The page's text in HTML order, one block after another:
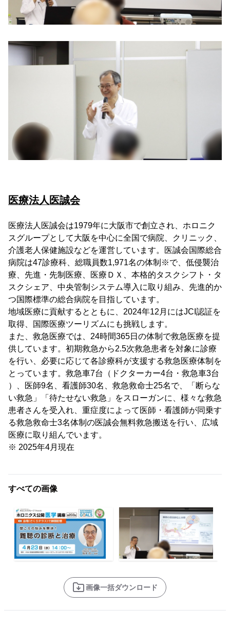
医療法人医誠会
医療法人医誠会は1979年に大阪市で創立され、ホロニク
スグループとして大阪を中心に全国で病院、クリニック、
介護老人保健施設などを運営しています。医誠会国際総合
病院は47診療科、総職員数1,971名の体制※で、低侵襲治
療、先進・先制医療、医療ＤＸ、本格的タスクシフト・タ
スクシェア、中央管制システム導入に取り組み、先進的か
つ国際標準の総合病院を目指しています。
地域医療に貢献するとともに、2024年12月にはJCI認証を
取得、国際医療ツーリズムにも挑戦します。
また、救急医療では、24時間365日の体制で救急医療を提
供しています。初期救急から2.5次救急患者を対象に診療
を行い、必要に応じて各診療科が支援する救急医療体制を
とっています。救急車7台（ドクターカー4台・救急車3台
）、医師9名、看護師30名、救急救命士25名で、「断らな
い救急」「待たせない救急」をスローガンに、様々な救急
患者さんを受入れ、重症度によって医師・看護師が同乗す
る救急救命士3名体制の医誠会無料救急搬送を行い、広域
医療に取り組んでいます。
※ 2025年4月現在
すべての画像
画像一括ダウンロード